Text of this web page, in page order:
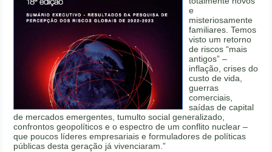
e
misteriosamente
familiares. Temos
visto um retorno
de riscos “mais
antigos” –
inflação, crises do
custo de vida,
guerras
comerciais,
saídas de capital
de mercados emergentes, tumulto social generalizado,
confrontos geopolíticos e o espectro de um conflito nuclear –
que poucos líderes empresariais e formuladores de políticas
públicas desta geração já vivenciaram.”